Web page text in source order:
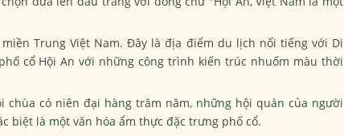
Trung Việt Nam. Đây là địa điểm du lịch nổi tiếng với Di
cổ Hội An với những công trình kiến trúc nhuốm màu thời
có niên đại hàng trăm năm, những hội quán của người
biệt là một văn hóa ẩm thực đặc trưng phố cổ.